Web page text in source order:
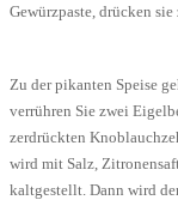
Gewürzpaste, drücken
Zu der pikanten Speise
verrühren Sie zwei
zerdrückten
wird mit Salz,
kaltgestellt. Dann wird